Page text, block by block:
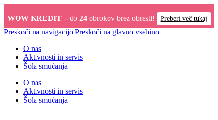
WOW KREDIT – do 24obrokov brez obresti! Preberi več tukaj
Preskoči na navigacijo Preskoči na glavno vsebino
O nas
Aktivnosti in servis
Šola smučanja
O nas
Aktivnosti in servis
Šola smučanja